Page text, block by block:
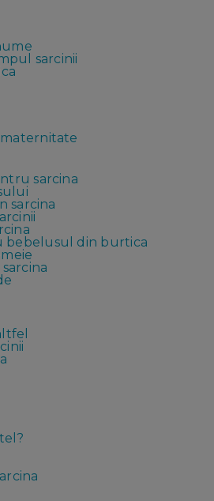
sarcinii
sarcina
sarcina
bebelusul din burtica